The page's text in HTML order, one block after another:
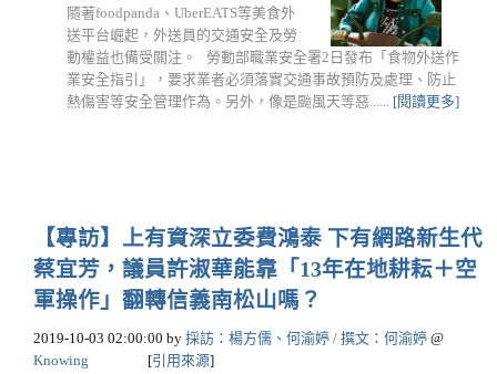
隨著foodpanda、UberEATS等美食外
送平台崛起，外送員的交通安全及勞
動權益也備受關注。 勞動部職業安全署2日發布「食物外送作
業安全指引」，要求業者必須落實交通事故預防及處理、防止
熱傷害等安全管理作為。另外，像是颱風天等惡...... [閱讀更多]
【專訪】上有資深立委費鴻泰 下有網路新生代
蔡宜芳，議員許淑華能靠「13年在地耕耘＋空
軍操作」翻轉信義南松山嗎？
2019-10-03 02:00:00 by 採訪：楊方儒、何渝婷 / 撰文：何渝婷 @
Knowing
[引用來源]